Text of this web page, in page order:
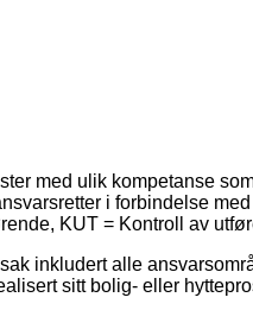
med ulik kompetanse
i forbindelse
KUT = Kontroll av
inkludert alle
sitt bolig- eller